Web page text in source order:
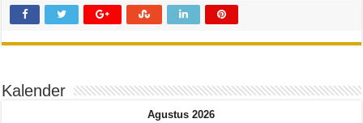
Kalender
Agustus 2026